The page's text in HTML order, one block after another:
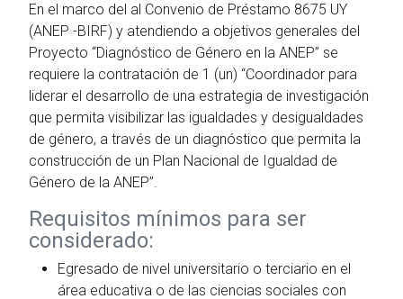
En el marco del al Convenio de Préstamo 8675 UY
(ANEP -BIRF) y atendiendo a objetivos generales del
Proyecto “Diagnóstico de Género en la ANEP” se
requiere la contratación de 1 (un) “Coordinador para
liderar el desarrollo de una estrategia de investigación
que permita visibilizar las igualdades y desigualdades
de género, a través de un diagnóstico que permita la
construcción de un Plan Nacional de Igualdad de
Género de la ANEP”.
Requisitos mínimos para ser
considerado:
Egresado de nivel universitario o terciario en el
área educativa o de las ciencias sociales con